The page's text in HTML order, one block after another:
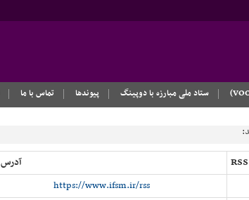
ستاد ملی مبارزه با دوپینگ پیوندها تماس با ما
آدرس RSS
https://www.ifsm.ir/rss